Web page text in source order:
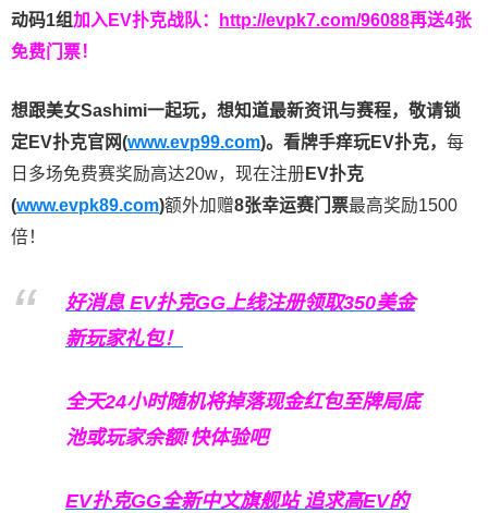
动码1组加入EV扑克战队： http://evpk7.com/96088再送4张
免费门票！
想跟美女Sashimi一起玩， 想知道最新资讯与赛程， 敬请锁
定EV扑克官网(www.evp99.com)。 看牌手痒玩EV扑克， 每
日多场免费赛奖励高达20w，现在注册 EV扑克
(www.evpk89.com)额外加赠8张幸运赛门票最高奖励1500
倍！
好消息 EV扑克GG上线注册领取350美金
新玩家礼包！
全天24小时随机将掉落现金红包至牌局底
池或玩家余额!快体验吧
EV扑克GG全新中文旗舰站追求高EV的